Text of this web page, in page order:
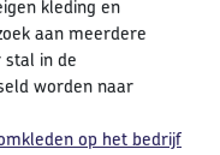
kleding en
aan meerdere
in de
worden naar
op het bedrijf